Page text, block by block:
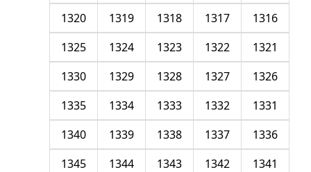
1316
1317
1318
1319
1320
1321
1322
1323
1324
1325
1326
1327
1328
1329
1330
1331
1332
1333
1334
1335
1336
1337
1338
1339
1340
1341
1342
1343
1344
1345